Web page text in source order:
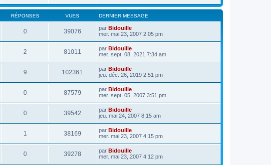
RÉPONSES VUES DERNIER MESSAGE
0 39076 par Bidouille
mer. mai 23, 2007 2:05 pm
2 81011 par Bidouille
mer. sept. 08, 2021 7:34 am
9 102361 par Bidouille
jeu. déc. 26, 2019 2:51 pm
0 87579 par Bidouille
mer. sept. 05, 2007 3:51 pm
0 39542 par Bidouille
jeu. mai 24, 2007 8:15 am
1 38169 par Bidouille
mer. mai 23, 2007 4:15 pm
0 39278 par Bidouille
mer. mai 23, 2007 4:12 pm